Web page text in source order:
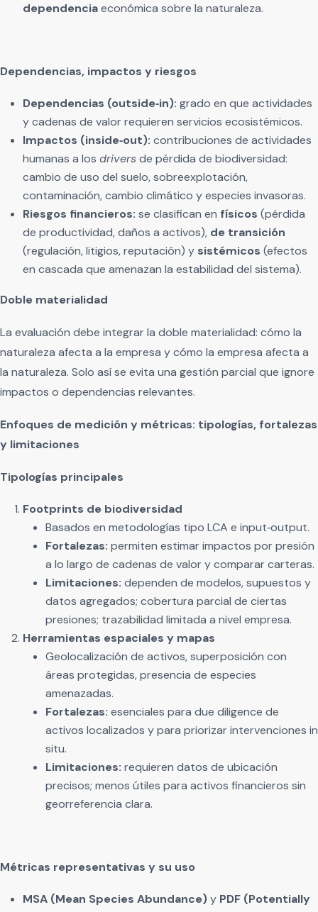
dependenciaeconómica sobre la naturaleza.
Dependencias, impactos y riesgos
Dependencias (outside‑in): grado en que actividades
y cadenas de valor requieren servicios ecosistémicos.
Impactos (inside‑out): contribuciones de actividades
humanas a los driversde pérdida de biodiversidad:
cambio de uso del suelo, sobreexplotación,
contaminación, cambio climático y especies invasoras.
Riesgos financieros: se clasifican en físicos (pérdida
de productividad, daños a activos), de transición
(regulación, litigios, reputación) y sistémicos (efectos
en cascada que amenazan la estabilidad del sistema).
Doble materialidad
La evaluación debe integrar la doble materialidad: cómo la
naturaleza afecta a la empresa y cómo la empresa afecta a
la naturaleza. Solo así se evita una gestión parcial que ignore
impactos o dependencias relevantes.
Enfoques de medición y métricas: tipologías, fortalezas
y limitaciones
Tipologías principales
Footprints de biodiversidad
Basados en metodologías tipo LCA e input‑output.
Fortalezas: permiten estimar impactos por presión
a lo largo de cadenas de valor y comparar carteras.
Limitaciones: dependen de modelos, supuestos y
datos agregados; cobertura parcial de ciertas
presiones; trazabilidad limitada a nivel empresa.
Herramientas espaciales y mapas
Geolocalización de activos, superposición con
áreas protegidas, presencia de especies
amenazadas.
Fortalezas: esenciales para due diligence de
activos localizados y para priorizar intervenciones in
situ.
Limitaciones: requieren datos de ubicación
precisos; menos útiles para activos financieros sin
georreferencia clara.
Métricas representativas y su uso
MSA (Mean Species Abundance)y PDF (Potentially